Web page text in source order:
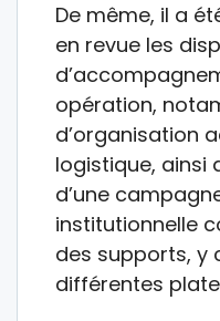
De même, il a
en revue les
opération,
d’organisation
logistique, ainsi
d’une
institutionnelle
des supports, y
différentes